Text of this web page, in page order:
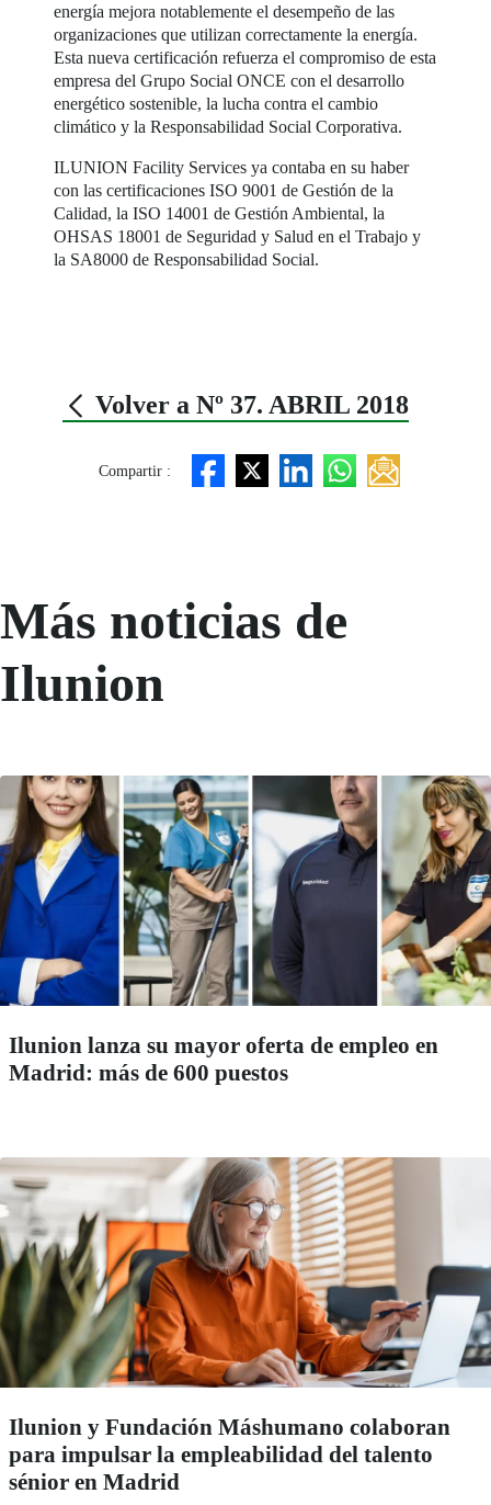
energía mejora notablemente el desempeño de las
organizaciones que utilizan correctamente la energía.
Esta nueva certificación refuerza el compromiso de esta
empresa del Grupo Social ONCE con el desarrollo
energético sostenible, la lucha contra el cambio
climático y la Responsabilidad Social Corporativa.
ILUNION Facility Services ya contaba en su haber
con las certificaciones ISO 9001 de Gestión de la
Calidad, la ISO 14001 de Gestión Ambiental, la
OHSAS 18001 de Seguridad y Salud en el Trabajo y
la SA8000 de Responsabilidad Social.
Volver a Nº 37. ABRIL 2018
Compartir :
Más noticias de
Ilunion
Ilunion lanza su mayor oferta de empleo en
Madrid: más de 600 puestos
Ilunion y Fundación Máshumano colaboran
para impulsar la empleabilidad del talento
sénior en Madrid